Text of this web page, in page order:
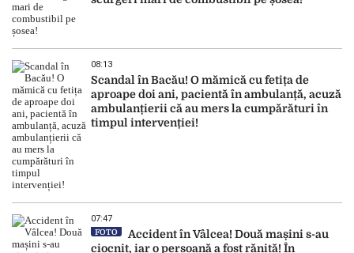
08:13
Scandal în Bacău! O mămică cu fetița de
aproape doi ani, pacientă în ambulanță, acuză
ambulanțierii că au mers la cumpărături în
timpul intervenției!
07:47
FOTO
Accident în Vâlcea! Două mașini s-au
ciocnit, iar o persoană a fost rănită! În